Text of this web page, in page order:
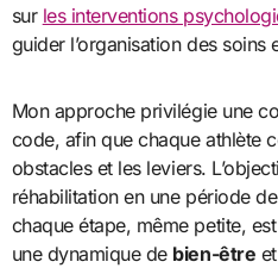
sur les interventions
guider l’organisation des soins
Mon approche privilégie une
code, afin que chaque athlète
obstacles et les leviers.
réhabilitation en une période
chaque étape, même petite,
une dynamique de bien-être